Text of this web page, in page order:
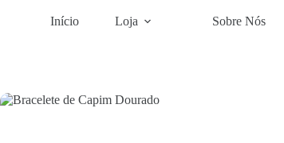
Início Loja Sobre Nós